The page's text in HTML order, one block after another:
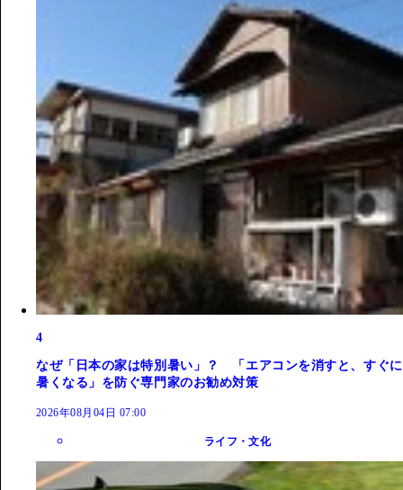
4
なぜ「日本の家は特別暑い」？ 「エアコンを消すと、すぐに
暑くなる」を防ぐ専門家のお勧め対策
2026年08月04日 07:00
ライフ・文化